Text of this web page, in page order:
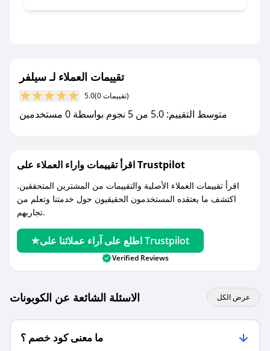
مع صحصح، تسوق بذكاء ووفّر على كل مشترياتك مع
تقييمات العملاء لـ سيلفر
5.0 (0 تقييمات)
متوسط التقييم: 5.0 من 5 نجوم بواسطة 0 مستخدمين
اقرأ تقييمات واراء العملاء على Trustpilot
اقرأ تقييمات العملاء الأصلية والتقييمات من المشترين المتحققين.
اكتشف ما يعتقده المستخدمون الحقيقيون حول خدمتنا وتعلم من
تجاربهم.
اطلع على آراء عملائنا على Trustpilot
Verified Reviews
الاسئلة الشائعة عن الكوبونات عرض الكل
ما معنى كود خصم ؟